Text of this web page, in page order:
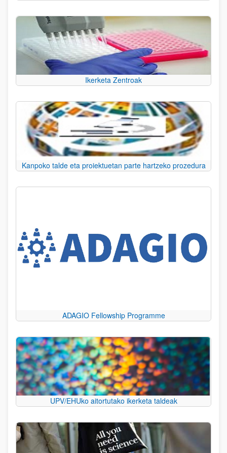
Ikerketa Zentroak
Kanpoko talde eta proiektuetan parte hartzeko prozedura
ADAGIO Fellowship Programme
UPV/EHUko aitortutako ikerketa taldeak